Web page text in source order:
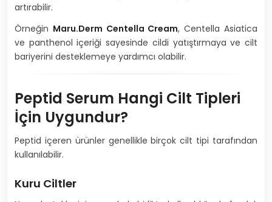
artırabilir.
Örneğin Maru.Derm Centella Cream, Centella Asiatica
ve panthenol içeriği sayesinde cildi yatıştırmaya ve cilt
bariyerini desteklemeye yardımcı olabilir.
Peptid Serum Hangi Cilt Tipleri
İçin Uygundur?
Peptid içeren ürünler genellikle birçok cilt tipi tarafından
kullanılabilir.
Kuru Ciltler